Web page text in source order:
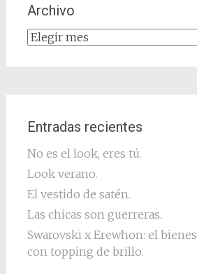
Archivo
Archivo
Entradas recientes
No es el look, eres tú.
Look verano.
El vestido de satén.
Las chicas son guerreras.
Swarovski x Erewhon: el
con topping de brillo.